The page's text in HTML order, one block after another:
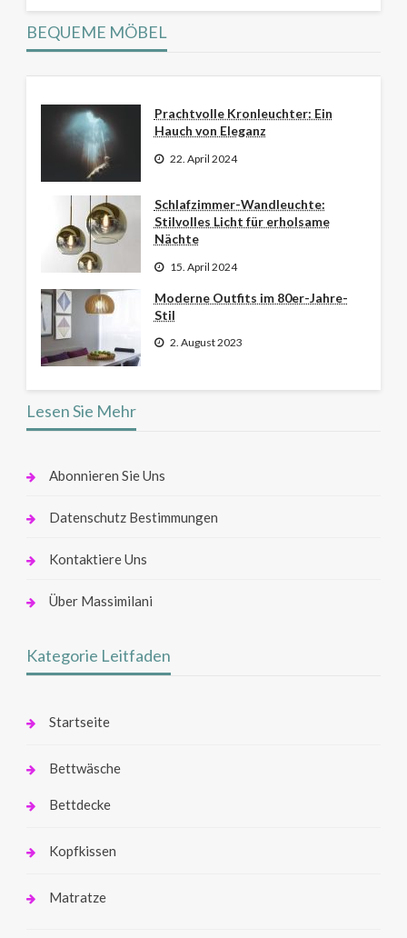
BEQUEME MÖBEL
Prachtvolle Kronleuchter: Ein
Hauch von Eleganz
22. April 2024
Schlafzimmer-Wandleuchte:
Stilvolles Licht für erholsame
Nächte
15. April 2024
Moderne Outfits im 80er-Jahre-
Stil
2. August 2023
Lesen Sie Mehr
Abonnieren Sie Uns
Datenschutz Bestimmungen
Kontaktiere Uns
Über Massimilani
Kategorie Leitfaden
Startseite
Bettwäsche
Bettdecke
Kopfkissen
Matratze